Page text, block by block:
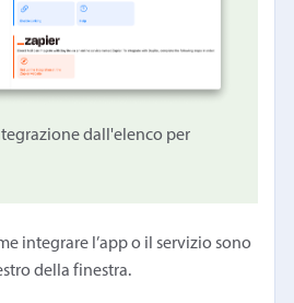
dall'elenco per
integrare l’app o il servizio sono
della finestra.